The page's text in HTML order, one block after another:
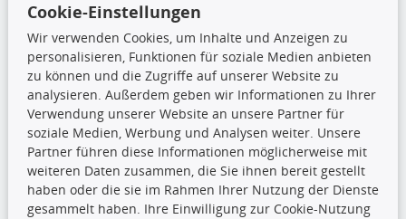
+49 (0) 8165 / 5093200
shop@teilando.de
Top Produkte
Beleuchtung
Bremsbeläge
Bremsscheiben
Kupplungssatz
Querlenker
Radlager
Cookie-Einstellungen
Wir verwenden Cookies, um Inhalte und Anzeigen zu
personalisieren, Funktionen für soziale Medien anbieten
zu können und die Zugriffe auf unserer Website zu
analysieren. Außerdem geben wir Informationen zu Ihrer
Verwendung unserer Website an unsere Partner für
soziale Medien, Werbung und Analysen weiter. Unsere
Partner führen diese Informationen möglicherweise mit
weiteren Daten zusammen, die Sie ihnen bereit gestellt
haben oder die sie im Rahmen Ihrer Nutzung der Dienste
gesammelt haben. Ihre Einwilligung zur Cookie-Nutzung